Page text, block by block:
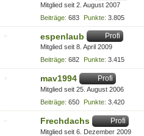
Mitglied seit 2. August 2007
Beiträge 683 Punkte 3.805
espenlaub Profi
Mitglied seit 8. April 2009
Beiträge 682 Punkte 3.415
mav1994 Profi
Mitglied seit 25. August 2006
Beiträge 650 Punkte 3.420
Frechdachs Profi
Mitglied seit 6. Dezember 2009